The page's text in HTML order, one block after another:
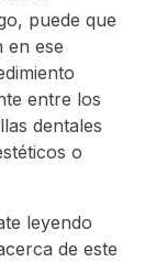
puede que
en ese
entre los
dentales
o
leyendo
de este